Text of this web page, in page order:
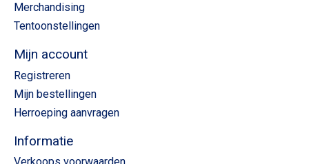
Merchandising
Tentoonstellingen
Mijn account
Registreren
Mijn bestellingen
Herroeping aanvragen
Informatie